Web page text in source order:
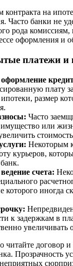
контракта на
Часто банки не
рода комиссиям,
оформления и
платежи и
плату
размер
Часто
имущество или
Некоторым
курьеров,
счета:
которого иногда
к задержкам в
увеличивать
читайте договор
Прозрачность